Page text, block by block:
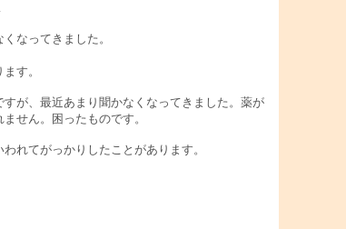
なってきました。
す。
が、最近あまり聞かなくなってきました。薬が
せん。困ったものです。
れてがっかりしたことがあります。